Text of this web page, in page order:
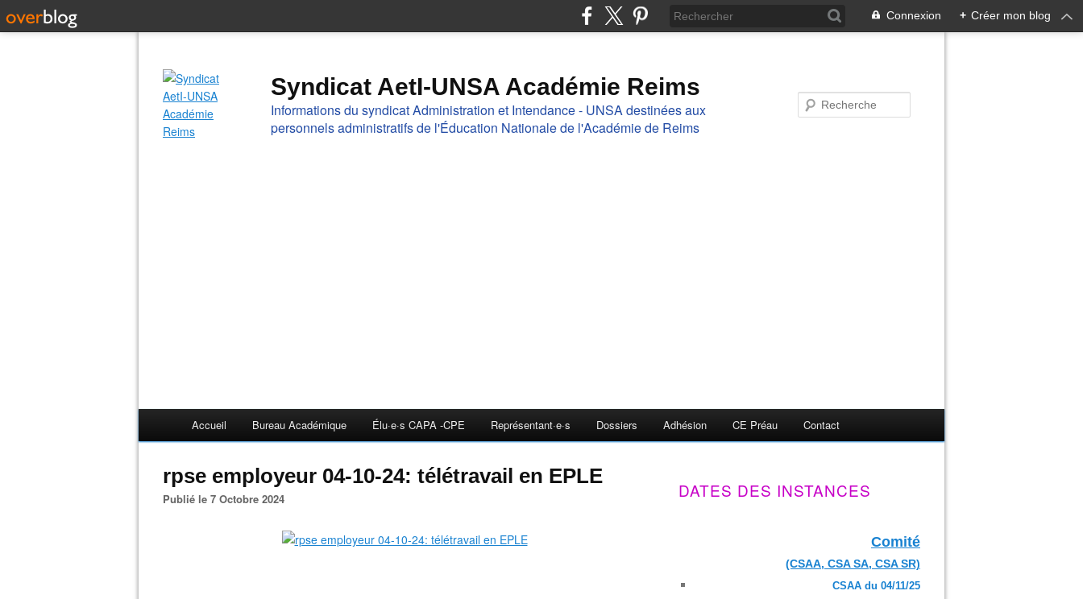
Connexion + Créer mon blog
Syndicat AetI-UNSA Académie Reims
Informations du syndicat Administration et Intendance - UNSA destinées aux
personnels administratifs de l'Éducation Nationale de l'Académie de Reims
Accueil Bureau Académique Élu·e·s CAPA -CPE Représentant·e·s Dossiers Adhésion CE Préau Contact
rpse employeur 04-10-24: télétravail en EPLE
Publié le 7 Octobre 2024 DATES DES INSTANCES
Comité
(CSAA, CSA SA, CSA SR)
CSAA du 04/11/25